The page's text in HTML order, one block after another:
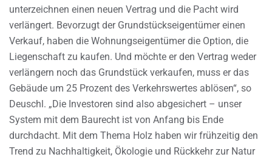
unterzeichnen einen neuen Vertrag und die Pacht wird
verlängert. Bevorzugt der Grundstückseigentümer einen
Verkauf, haben die Wohnungseigentümer die Option, die
Liegenschaft zu kaufen. Und möchte er den Vertrag weder
verlängern noch das Grundstück verkaufen, muss er das
Gebäude um 25 Prozent des Verkehrswertes ablösen“, so
Deuschl. „Die Investoren sind also abgesichert – unser
System mit dem Baurecht ist von Anfang bis Ende
durchdacht. Mit dem Thema Holz haben wir frühzeitig den
Trend zu Nachhaltigkeit, Ökologie und Rückkehr zur Natur